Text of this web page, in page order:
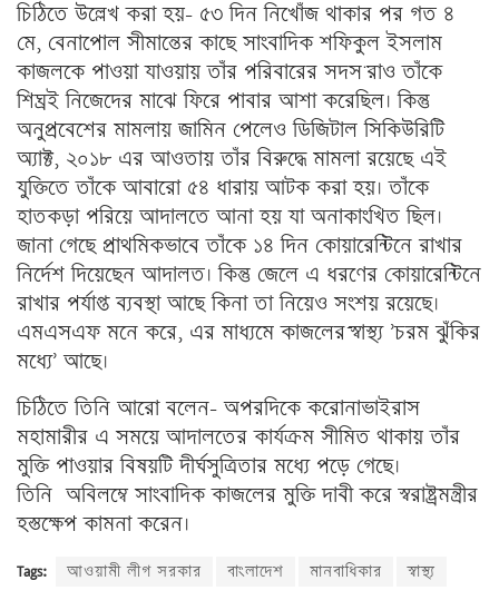
চিঠিতে উল্লেখ করা হয়- ৫৩ দিন নিখোঁজ থাকার পর গত ৪
মে, বেনাপোল সীমান্তের কাছে সাংবাদিক শফিকুল ইসলাম
কাজলকে পাওয়া যাওয়ায় তাঁর পরিবারের সদস ̈রাও তাঁকে
শিঘ্রই নিজেদের মাঝে ফিরে পাবার আশা করেছিল। কিন্তু
অনুপ্রবেশের মামলায় জামিন পেলেও ডিজিটাল সিকিউরিটি
অ্যাক্ট, ২০১৮ এর আওতায় তাঁর বিরুদ্ধে মামলা রয়েছে এই
যুক্তিতে তাঁকে আবারো ৫৪ ধারায় আটক করা হয়। তাঁকে
হাতকড়া পরিয়ে আদালতে আনা হয় যা অনাকাংখিত ছিল।
জানা গেছে প্রাথমিকভাবে তাঁকে ১৪ দিন কোয়ারেন্টিনে রাখার
নির্দেশ দিয়েছেন আদালত। কিন্তু জেলে এ ধরণের কোয়ারেন্টিনে
রাখার পর্যাপ্ত ব্যবস্থা আছে কিনা তা নিয়েও সংশয় রয়েছে।
এমএসএফ মনে করে, এর মাধ্যমে কাজলের ̄স্বাস্থ্য ’চরম ঝুঁকির
মধ্যে’ আছে।
চিঠিতে তিনি আরো বলেন- অপরদিকে করোনাভাইরাস
মহামারীর এ সময়ে আদালতের কার্যক্রম সীমিত থাকায় তাঁর
মুক্তি পাওয়ার বিষয়টি দীর্ঘসুত্রিতার মধ্যে পড়ে গেছে।
তিনি অবিলম্বে সাংবাদিক কাজলের মুক্তি দাবী করে স্বরাষ্ট্রমন্ত্রীর
হস্তক্ষেপ কামনা করেন।
Tags: আওয়ামী লীগ সরকার বাংলাদেশ মানবাধিকার স্বাস্থ্য